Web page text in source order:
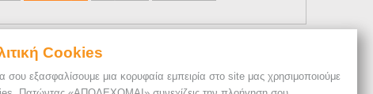
Cookies
σου εξασφαλίσουμε μια κορυφαία εμπειρία στο site μας χρησιμοποιούμε